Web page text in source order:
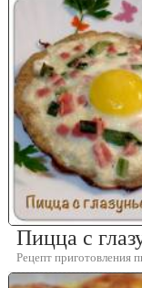
Пицца с
Рецепт приготовления